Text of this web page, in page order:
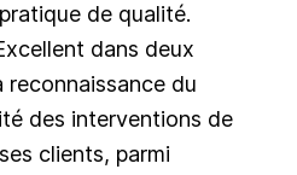
de qualité.
dans deux
du
des interventions de
clients, parmi